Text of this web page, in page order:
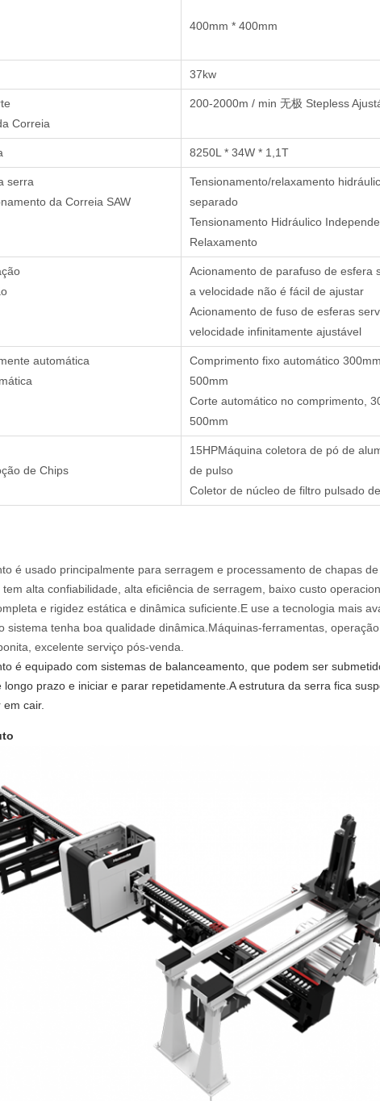
400mm * 400mm
37kw
Correia
200-2000m / min 无极 Stepless
8250L * 34W * 1,1T
serra
da Correia SAW
Tensionamento/relaxamento
separado
Tensionamento Hidráulico
Relaxamento
Acionamento de parafuso de esfera
a velocidade não é fácil de ajustar
Acionamento de fuso de esferas
velocidade infinitamente ajustável
automática
Comprimento fixo automático
500mm
Corte automático no comprimento,
500mm
de Chips
15HPMáquina coletora de pó de
de pulso
Coletor de núcleo de filtro pulsado
é usado principalmente para serragem e processamento de chapas
alta confiabilidade, alta eficiência de serragem, baixo custo
e rigidez estática e dinâmica suficiente.E use a tecnologia mais
sistema tenha boa qualidade dinâmica.Máquinas-ferramentas,
excelente serviço pós-venda.
é equipado com sistemas de balanceamento, que podem ser
longo prazo e iniciar e parar repetidamente.A estrutura da serra fica
cair.